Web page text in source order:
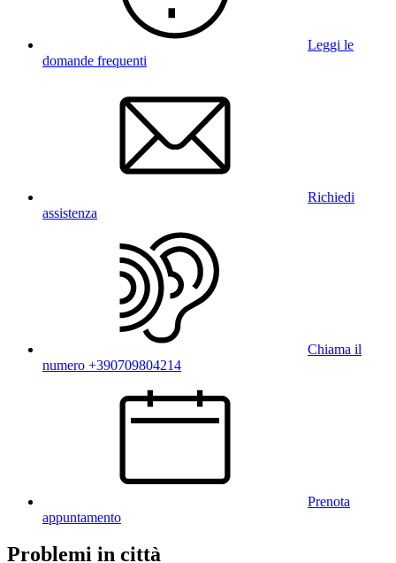
Leggi le
domande frequenti
Richiedi
assistenza
Chiama il
numero +390709804214
Prenota
appuntamento
Problemi in città